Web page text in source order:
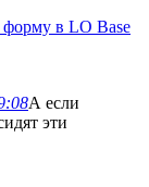
в LO Base
А если
эти